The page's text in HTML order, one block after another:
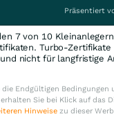
Präsentiert
7 von 10
Turbo-Zertifikate
nicht für langfristige
Endgültigen Bedingungen
Sie bei Klick auf das
Hinweise zu dieser